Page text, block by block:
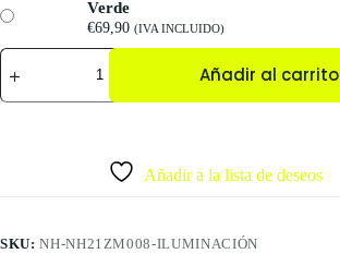
Verde
€69,90 (IVA INCLUIDO)
Añadir al carrito
Añadir a la lista de deseos
SKU:NH-NH21ZM008-ILUMINACIÓN